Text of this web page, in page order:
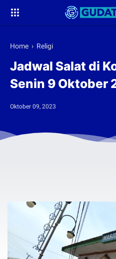
Home › Religi
Jadwal Salat di
Senin 9 Oktober
Oktober 09, 2023